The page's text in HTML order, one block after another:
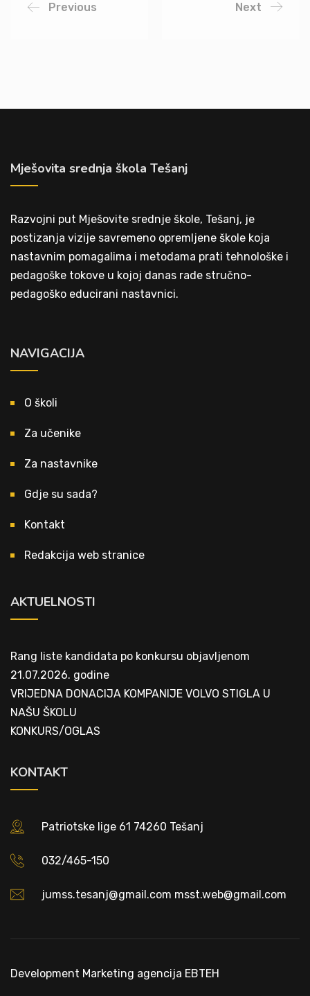
Previous Next
Mješovita srednja škola Tešanj
Razvojni put Mješovite srednje škole, Tešanj, je
postizanja vizije savremeno opremljene škole koja
nastavnim pomagalima i metodama prati tehnološke i
pedagoške tokove u kojoj danas rade stručno-
pedagoško educirani nastavnici.
NAVIGACIJA
O školi
Za učenike
Za nastavnike
Gdje su sada?
Kontakt
Redakcija web stranice
AKTUELNOSTI
Rang liste kandidata po konkursu objavljenom
21.07.2026. godine
VRIJEDNA DONACIJA KOMPANIJE VOLVO STIGLA U
NAŠU ŠKOLU
KONKURS/OGLAS
KONTAKT
Patriotske lige 61 74260 Tešanj
032/465-150
jumss.tesanj@gmail.com msst.web@gmail.com
Development Marketing agencija EBTEH